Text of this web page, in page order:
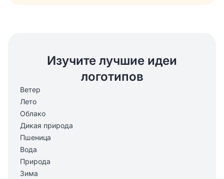
Изучите лучшие идеи
логотипов
Ветер
Лето
Облако
Дикая природа
Пшеница
Вода
Природа
Зима